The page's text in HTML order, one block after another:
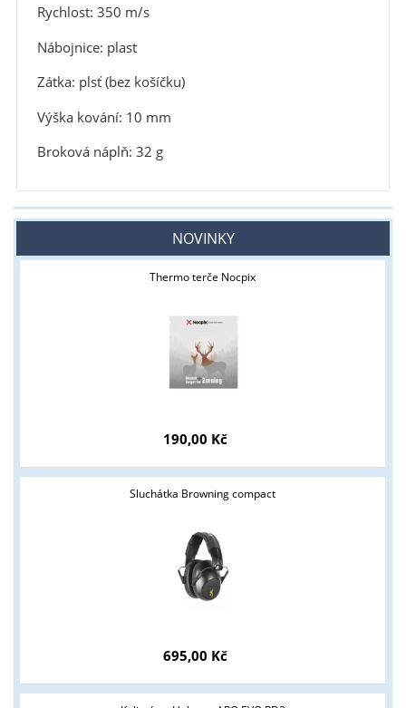
Rychlost: 350 m/s
Nábojnice: plast
Zátka: plsť (bez košíčku)
Výška kování: 10 mm
Broková náplň: 32 g
NOVINKY
Thermo terče Nocpix
190,00 Kč
Sluchátka Browning compact
695,00 Kč